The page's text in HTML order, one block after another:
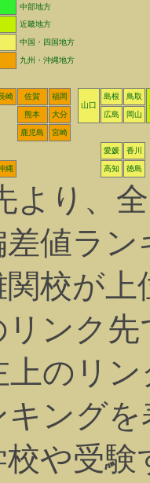
中部地方
近畿地方
中国・四国地方
九州・沖縄地方
崎 佐賀
福岡
山口
島根
鳥取
熊本
大分 広島 岡山
鹿児島 宮崎
愛媛 香川
縄 高知 徳島
り、
値ラ
関校が
ンク
のリ
ング
校や受